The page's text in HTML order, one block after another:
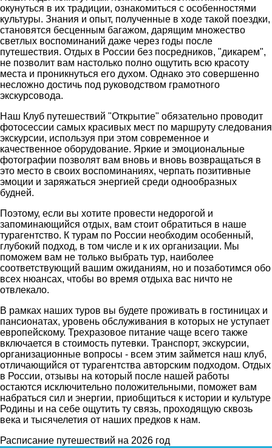
окунуться в их традиции, ознакомиться с особенностями
культуры. Знания и опыт, полученные в ходе такой поездки,
становятся бесценным багажом, дарящим множество
светлых воспоминаний даже через годы после
путешествия. Отдых в России без посредников, "дикарем",
не позволит вам настолько полно ощутить всю красоту
места и проникнуться его духом. Однако это совершенно
несложно достичь под руководством грамотного
экскурсовода.
Наш Клуб путешествий "Открытие" обязательно проводит
фотосессии самых красивых мест по маршруту следования
экскурсии, используя при этом современное и
качественное оборудование. Яркие и эмоциональные
фотографии позволят вам вновь и вновь возвращаться в
это место в своих воспоминаниях, черпать позитивные
эмоции и заряжаться энергией среди однообразных
будней.
Поэтому, если вы хотите провести недорогой и
запоминающийся отдых, вам стоит обратиться в наше
турагентство. К турам по России необходим особенный,
глубокий подход, в том числе и к их организации. Мы
поможем вам не только выбрать тур, наиболее
соответствующий вашим ожиданиям, но и позаботимся обо
всех нюансах, чтобы во время отдыха вас ничто не
отвлекало.
В рамках наших туров вы будете проживать в гостиницах и
пансионатах, уровень обслуживания в которых не уступает
европейскому. Трехразовое питание чаще всего также
включается в стоимость путевки. Транспорт, экскурсии,
организационные вопросы - всем этим займется наш клуб,
отличающийся от турагентства авторским подходом. Отдых
в России, отзывы на который после нашей работы
остаются исключительно положительными, поможет вам
набраться сил и энергии, приобщиться к истории и культуре
Родины и на себе ощутить ту связь, проходящую сквозь
века и тысячелетия от наших предков к нам.
Расписание путешествий на 2026 год